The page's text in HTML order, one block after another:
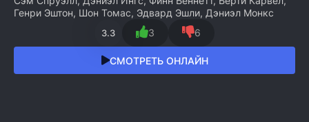
Генри Эштон, Шон Томас, Эдвард Эшли, Дэниэл Монкс
3.3 3 6
СМОТРЕТЬ ОНЛАЙН